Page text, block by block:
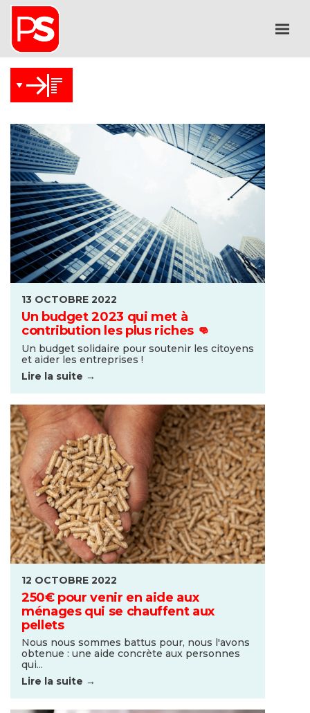
13 OCTOBRE 2022
Un budget 2023 qui met à
contribution les plus riches 👊
Un budget solidaire pour soutenir les citoyens
et aider les entreprises !
Lire la suite →
12 OCTOBRE 2022
250€ pour venir en aide aux
ménages qui se chauffent aux
pellets
Nous nous sommes battus pour, nous l'avons
obtenue : une aide concrète aux personnes
qui...
Lire la suite →